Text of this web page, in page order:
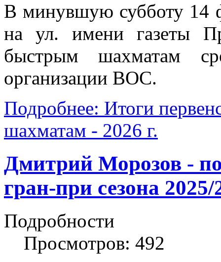
В минувшую субботу
на ул. имени газеты
быстрым шахматам
организации ВОС.
Подробнее: Итоги
шахматам - 2026 г.
Дмитрий Морозов -
гран-при сезона 2025/
Подробности
Просмотров: 492